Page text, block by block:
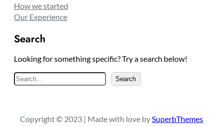
How we started
Our Experience
Search
Looking for something specific? Try a search below!
S
e
c
Search
Copyright © 2023 | Made with love by SuperbThemes